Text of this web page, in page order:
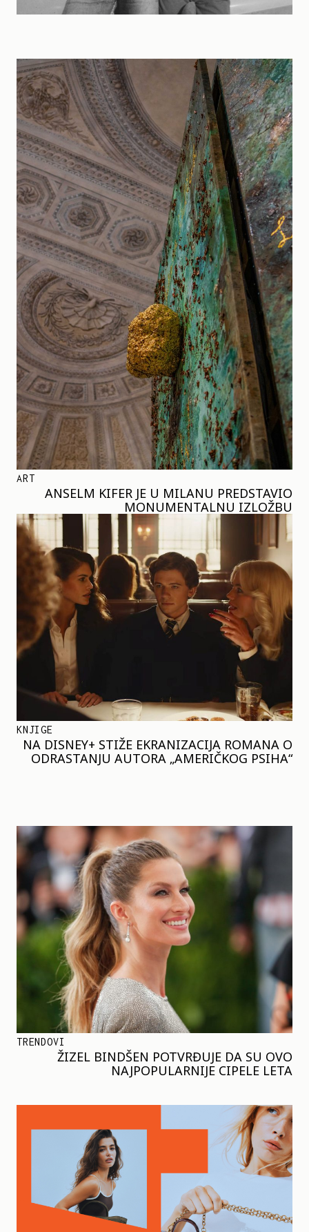
ART
ANSELM KIFER JE U MILANU PREDSTAVIO
MONUMENTALNU IZLOŽBU
KNJIGE
NA DISNEY+ STIŽE EKRANIZACIJA ROMANA O
ODRASTANJU AUTORA „AMERIČKOG PSIHA“
TRENDOVI
ŽIZEL BINDŠEN POTVRĐUJE DA SU OVO
NAJPOPULARNIJE CIPELE LETA